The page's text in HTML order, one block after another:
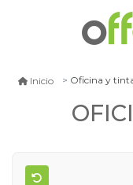
Inicio Oficina y